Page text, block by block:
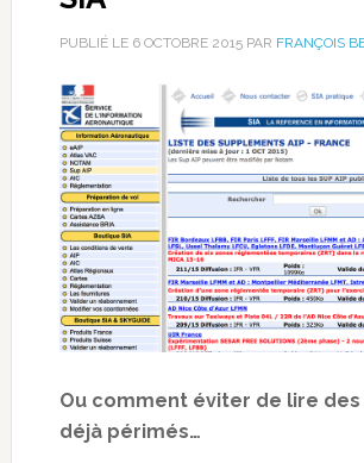
PUBLIÉ LE 6 OCTOBRE 2015PAR FRANÇOIS
Ou comment éviter de lire des
déjà périmés…